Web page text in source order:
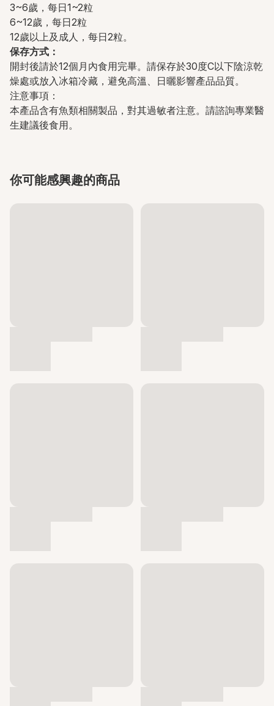
3~6歲，每日1~2粒
6~12歲，每日2粒
12歲以上及成人，每日2粒。
保存方式：
開封後請於12個月內食用完畢。請保存於30度C以下陰涼乾
燥處或放入冰箱冷藏，避免高溫、日曬影響產品品質。
注意事項：
本產品含有魚類相關製品，對其過敏者注意。請諮詢專業醫
生建議後食用。
你可能感興趣的商品